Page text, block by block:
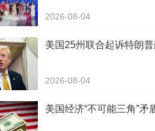
2026-08-04
美国25州联合起诉特朗
2026-08-04
美国经济“不可能三角”矛